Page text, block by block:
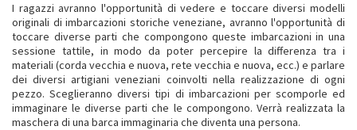
I ragazzi avranno l'opportunità di vedere e toccare diversi modelli
originali di imbarcazioni storiche veneziane, avranno l'opportunità di
toccare diverse parti che compongono queste imbarcazioni in una
sessione tattile, in modo da poter percepire la differenza tra i
materiali (corda vecchia e nuova, rete vecchia e nuova, ecc.) e parlare
dei diversi artigiani veneziani coinvolti nella realizzazione di ogni
pezzo. Sceglieranno diversi tipi di imbarcazioni per scomporle ed
immaginare le diverse parti che le compongono. Verrà realizzata la
maschera di una barca immaginaria che diventa una persona.